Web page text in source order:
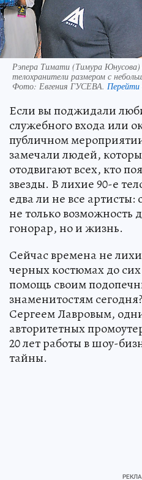
Рэпера Тимати (Тимура
телохранители размером с
Фото: Евгения ГУСЕВА.
Если вы поджидали
служебного входа или
публичном
замечали людей,
отодвигают всех, кто
звезды. В лихие 90-е
едва ли не все артисты:
не только возможность
гонорар, но и жизнь.
Сейчас времена не
черных костюмах до
помощь своим
знаменитостям
Сергеем Лавровым,
авторитетных
20 лет работы в шоу-
тайны.